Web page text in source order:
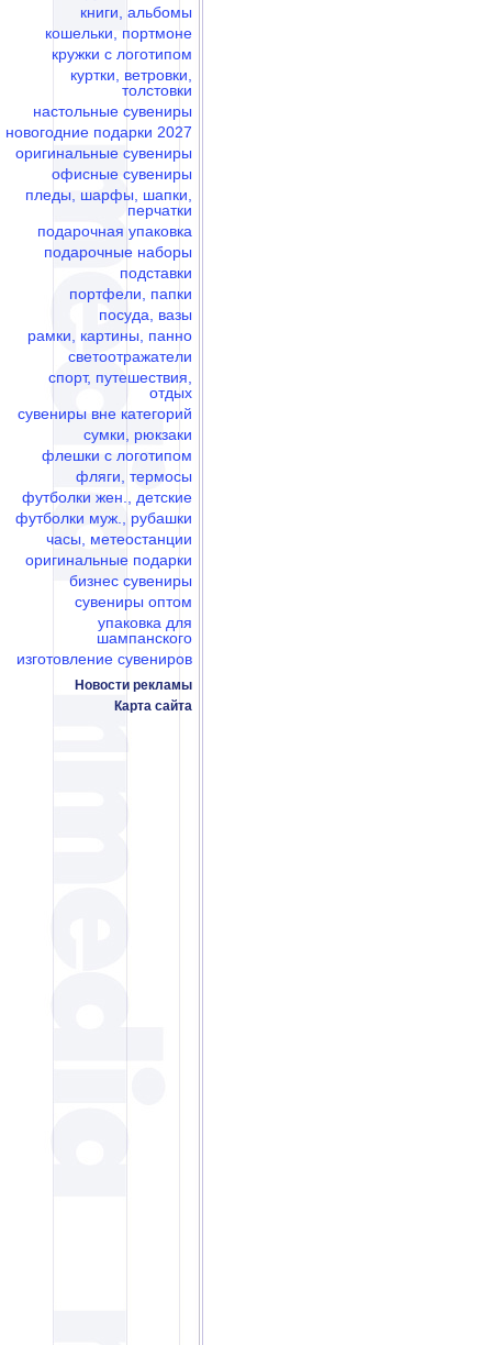
книги, альбомы
кошельки, портмоне
кружки с логотипом
куртки, ветровки,
толстовки
настольные сувениры
новогодние подарки 2027
оригинальные сувениры
офисные сувениры
пледы, шарфы, шапки,
перчатки
подарочная упаковка
подарочные наборы
подставки
портфели, папки
посуда, вазы
рамки, картины, панно
светоотражатели
спорт, путешествия,
отдых
сувениры вне категорий
сумки, рюкзаки
флешки c логотипом
фляги, термосы
футболки жен., детские
футболки муж., рубашки
часы, метеостанции
оригинальные подарки
бизнес сувениры
сувениры оптом
упаковка для
шампанского
изготовление сувениров
Новости рекламы
Карта сайта